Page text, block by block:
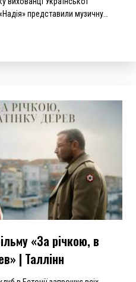
представили музичну
«За річкою, в
| Таллінн